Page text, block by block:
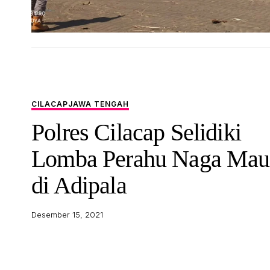
CILACAPJAWA TENGAH
Polres Cilacap Selidiki
Lomba Perahu Naga
di Adipala
Desember 15, 2021